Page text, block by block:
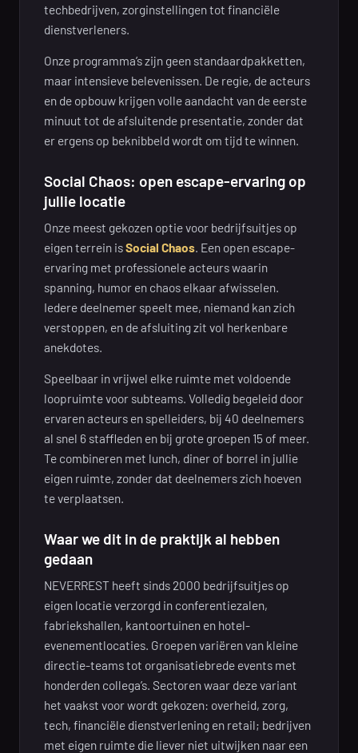
techbedrijven, zorginstellingen tot financiële
dienstverleners.
Onze programma’s zijn geen standaardpakketten,
maar intensieve belevenissen. De regie, de acteurs
en de opbouw krijgen volle aandacht van de eerste
minuut tot de afsluitende presentatie, zonder dat
er ergens op beknibbeld wordt om tijd te winnen.
Social Chaos: open escape-ervaring op
jullie locatie
Onze meest gekozen optie voor bedrijfsuitjes op
eigen terrein isSocial Chaos . Een open escape-
ervaring met professionele acteurs waarin
spanning, humor en chaos elkaar afwisselen.
Iedere deelnemer speelt mee, niemand kan zich
verstoppen, en de afsluiting zit vol herkenbare
anekdotes.
Speelbaar in vrijwel elke ruimte met voldoende
loopruimte voor subteams. Volledig begeleid door
ervaren acteurs en spelleiders, bij 40 deelnemers
al snel 6 staffleden en bij grote groepen 15 of meer.
Te combineren met lunch, diner of borrel in jullie
eigen ruimte, zonder dat deelnemers zich hoeven
te verplaatsen.
Waar we dit in de praktijk al hebben
gedaan
NEVERREST heeft sinds 2000 bedrijfsuitjes op
eigen locatie verzorgd in conferentiezalen,
fabriekshallen, kantoortuinen en hotel-
evenementlocaties. Groepen variëren van kleine
directie-teams tot organisatiebrede events met
honderden collega’s. Sectoren waar deze variant
het vaakst voor wordt gekozen: overheid, zorg,
tech, financiële dienstverlening en retail; bedrijven
met eigen ruimte die liever niet uitwijken naar een